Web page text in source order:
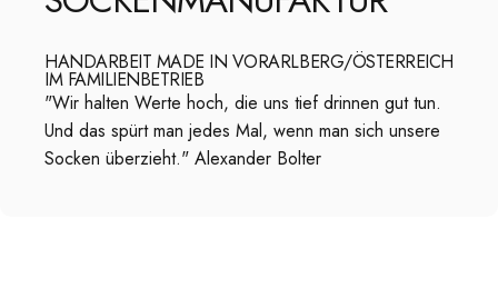
HANDARBEIT MADE IN VORARLBERG/ÖSTERREICH
IM FAMILIENBETRIEB
"Wir halten Werte hoch, die uns tief drinnen gut tun.
Und das spürt man jedes Mal, wenn man sich unsere
Socken überzieht." Alexander Bolter